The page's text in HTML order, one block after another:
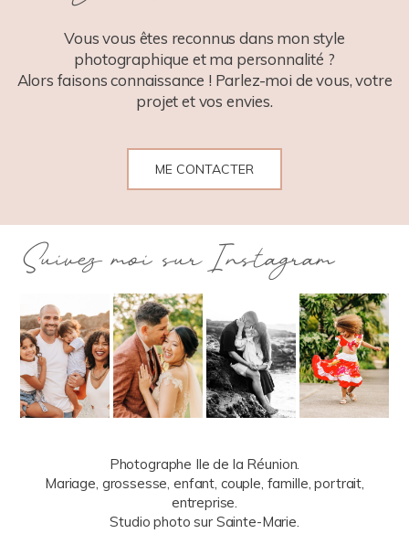
Vous vous êtes reconnus dans mon style
photographique et ma personnalité ?
Alors faisons connaissance ! Parlez-moi de vous, votre
projet et vos envies.
ME CONTACTER
Suivez moi sur Instagram
Photographe Ile de la Réunion.
Mariage, grossesse, enfant, couple, famille, portrait,
entreprise.
Studio photo sur Sainte-Marie.